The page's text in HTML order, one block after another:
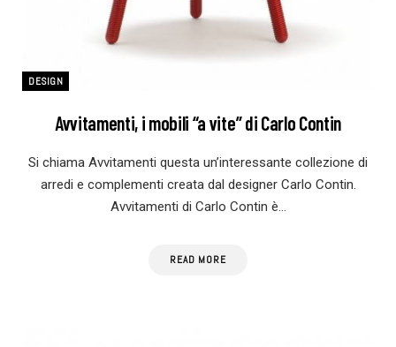
DESIGN
Avvitamenti, i mobili “a vite” di Carlo Contin
Si chiama Avvitamenti questa un’interessante collezione di
arredi e complementi creata dal designer Carlo Contin.
Avvitamenti di Carlo Contin è…
READ MORE